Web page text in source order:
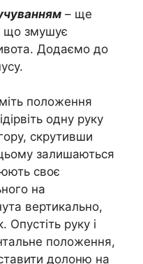
– ще
що змушує
Додаємо до
положення
одну руку
скрутивши
залишаються
своє
на
вертикально,
Опустіть руку і
положення,
долоню на